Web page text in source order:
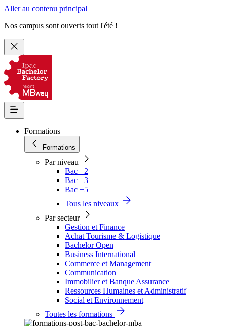
Aller au contenu principal
Nos campus sont ouverts tout l'été !
Formations
Formations
Par niveau
Bac +2
Bac +3
Bac +5
Tous les niveaux
Par secteur
Gestion et Finance
Achat Tourisme & Logistique
Bachelor Open
Business International
Commerce et Management
Communication
Immobilier et Banque Assurance
Ressources Humaines et Administratif
Social et Environnement
Toutes les formations